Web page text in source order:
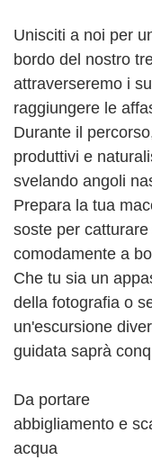
Unisciti a noi per
bordo del nostro
attraverseremo i
raggiungere le
Durante il
produttivi e
svelando angoli
Prepara la tua
soste per
comodamente a
Che tu sia un
della fotografia o
un'escursione
guidata saprà
Da portare
abbigliamento e
acqua